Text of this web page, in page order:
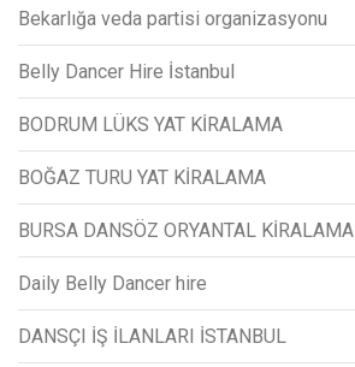
Bekarlığa veda partisi organizasyonu
Belly Dancer Hire İstanbul
BODRUM LÜKS YAT KİRALAMA
BOĞAZ TURU YAT KİRALAMA
BURSA DANSÖZ ORYANTAL KİRALAMA
Daily Belly Dancer hire
DANSÇI İŞ İLANLARI İSTANBUL